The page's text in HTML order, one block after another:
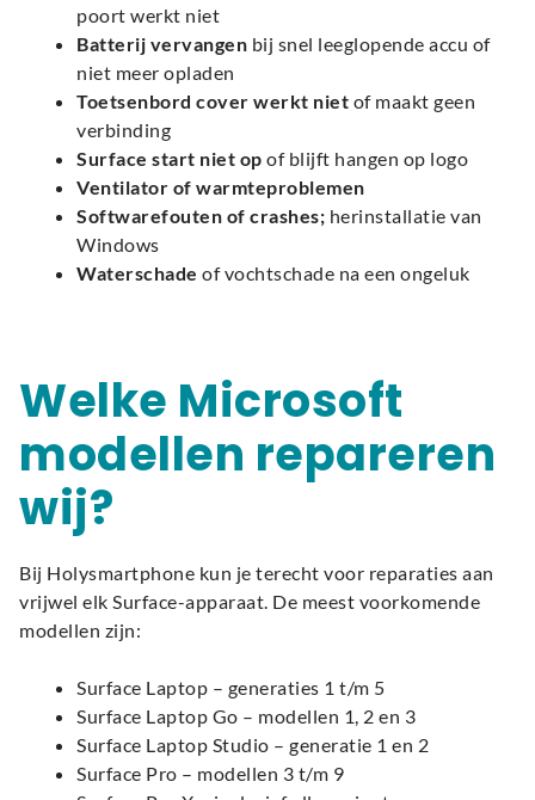
poort werkt niet
Batterij vervangen bij snel leeglopende accu of
niet meer opladen
Toetsenbord cover werkt niet of maakt geen
verbinding
Surface start niet op of blijft hangen op logo
Ventilator of warmteproblemen
Softwarefouten of crashes; herinstallatie van
Windows
Waterschade of vochtschade na een ongeluk
Welke Microsoft
modellen repareren
wij?
Bij Holysmartphone kun je terecht voor reparaties aan
vrijwel elk Surface-apparaat. De meest voorkomende
modellen zijn:
Surface Laptop – generaties 1 t/m 5
Surface Laptop Go – modellen 1, 2 en 3
Surface Laptop Studio – generatie 1 en 2
Surface Pro – modellen 3 t/m 9